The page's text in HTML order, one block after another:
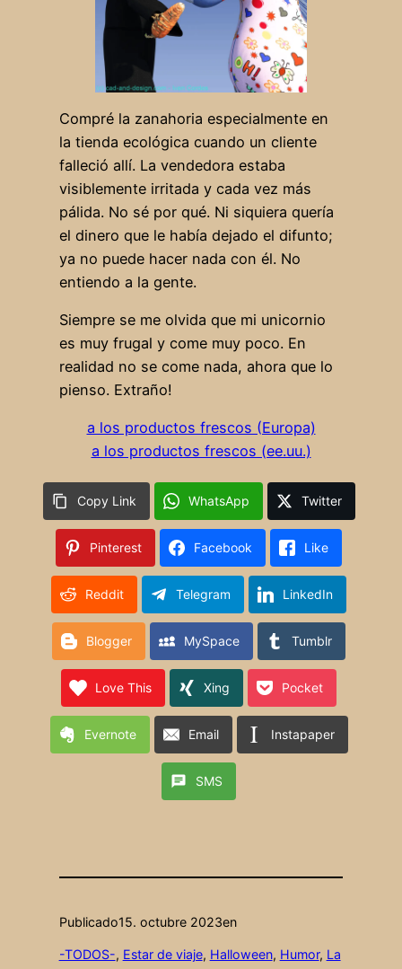
Compré la zanahoria especialmente en
la tienda ecológica cuando un cliente
falleció allí. La vendedora estaba
visiblemente irritada y cada vez más
pálida. No sé por qué. Ni siquiera quería
el dinero que le había dejado el difunto;
ya no puede hacer nada con él. No
entiendo a la gente.
Siempre se me olvida que mi unicornio
es muy frugal y come muy poco. En
realidad no se come nada, ahora que lo
pienso. Extraño!
a los productos frescos (Europa)
a los productos frescos (ee.uu.)
Copy Link WhatsApp Twitter
Pinterest Facebook Like
Reddit Telegram LinkedIn
Blogger MySpace Tumblr
Love This Xing Pocket
Evernote Email Instapaper
SMS
Publicado15. octubre 2023en
-TODOS-, Estar de viaje, Halloween, Humor, La